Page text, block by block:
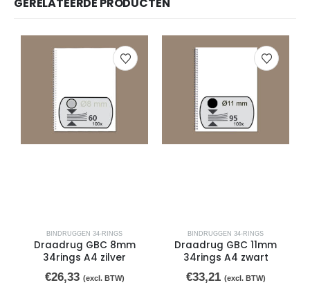
BINDRUGGEN 34-RINGS
Draadrug GBC 8mm
34rings A4 zilver
€26,33 (excl. BTW)
BINDRUGGEN 34-RINGS
Draadrug GBC 11mm
34rings A4 zwart
€33,21 (excl. BTW)